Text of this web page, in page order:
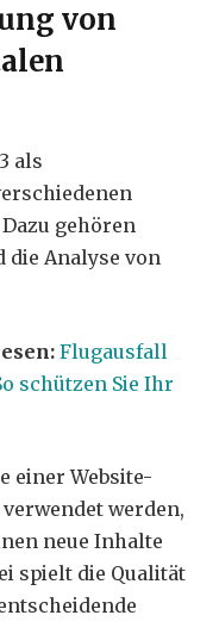
von
als
gehören
die Analyse von
Flugausfall
schützen Sie Ihr
einer Website-
werden,
neue Inhalte
spielt die Qualität